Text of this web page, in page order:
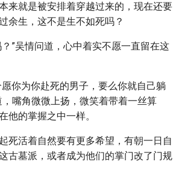
来就是被安排着穿越过来的，现在还要
余生，这不是生不如死吗？
”吴情问道，心中着实不愿一直留在这
你为你赴死的男子，要么你就自己躺
嘴角微微上扬，微笑着带着一丝算
他的掌握之中一样。
死活着自然要有更多希望，有朝一日自
古墓派，或者成为他们的掌门改了门规